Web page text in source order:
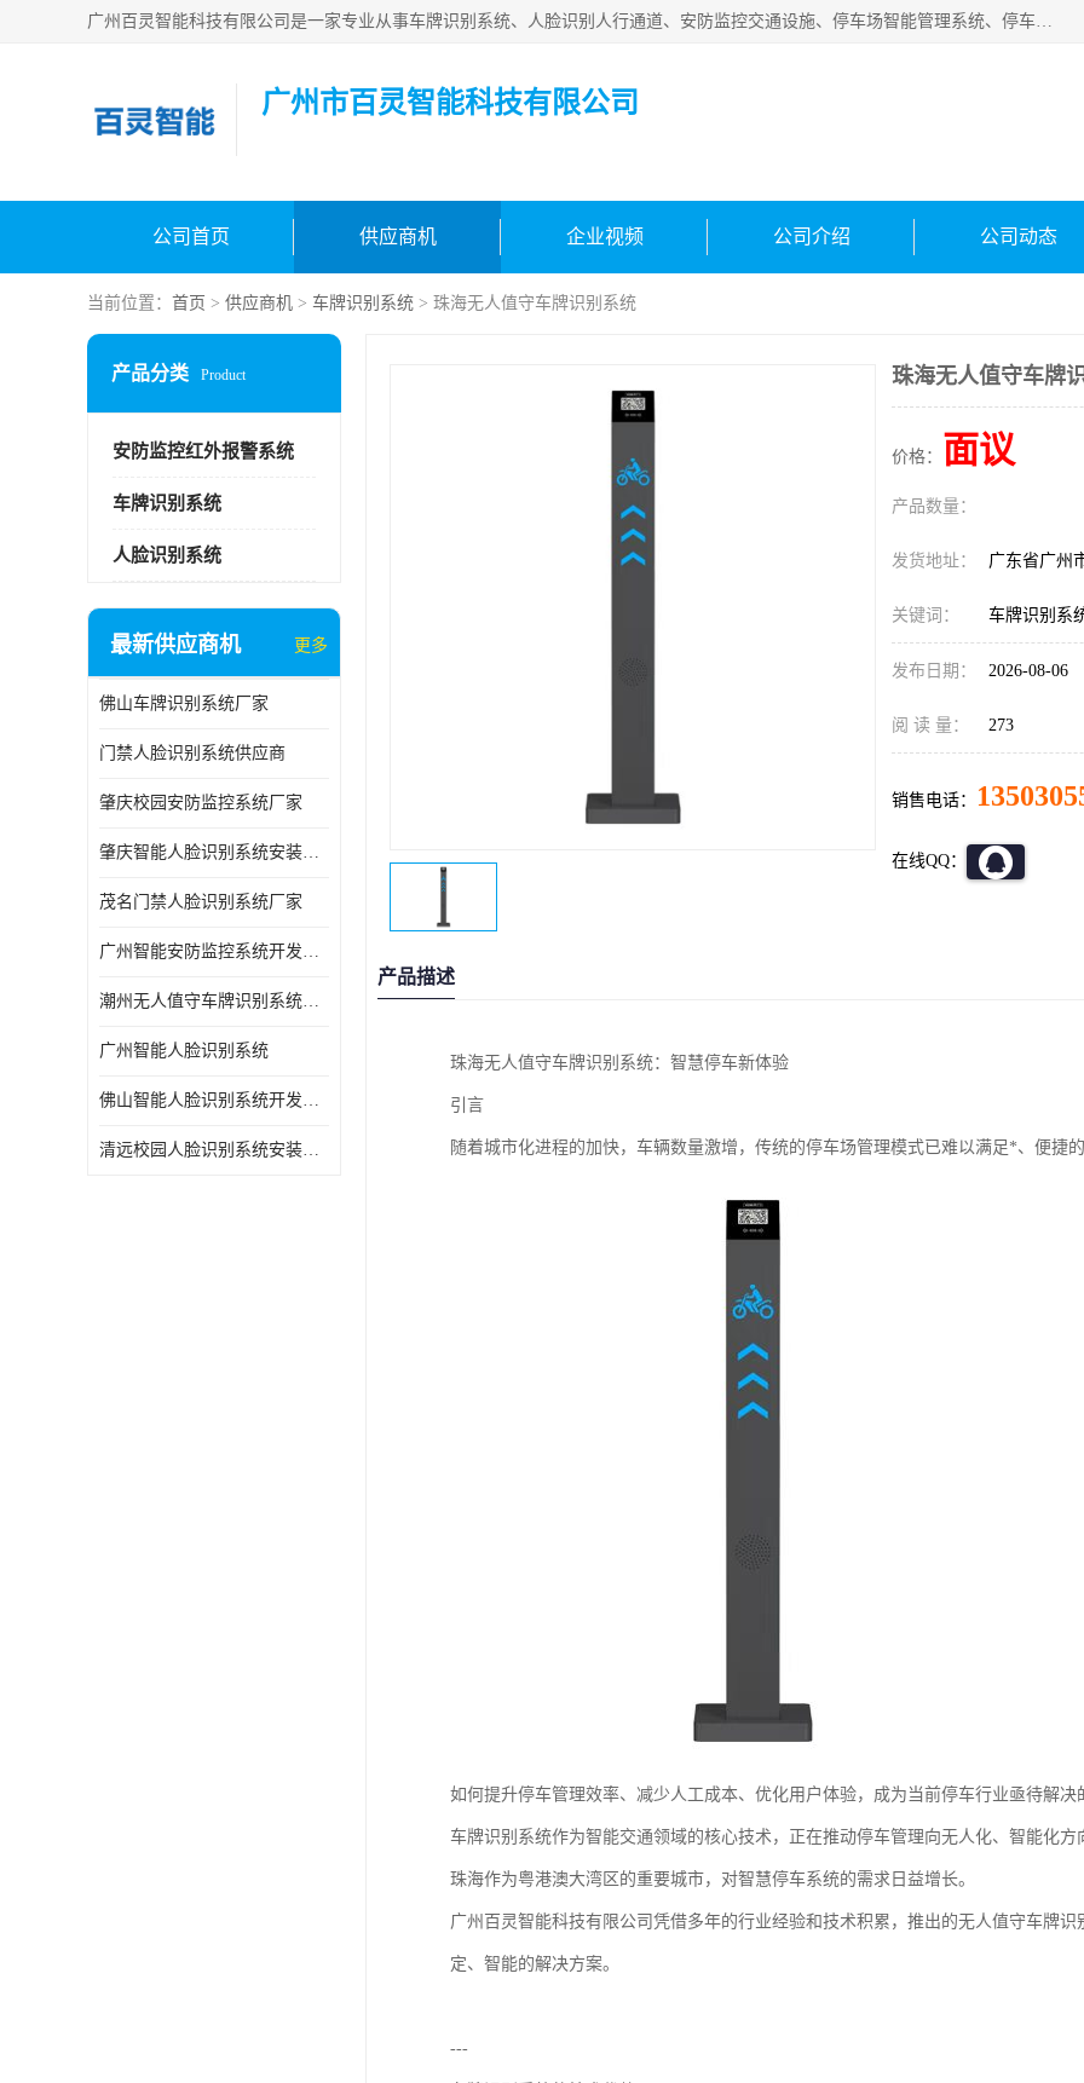
广州百灵智能科技有限公司是一家专业从事车牌识别系统、人脸识别人行通道、安防监控交通设施、停车场智能管理系统、停车场云平台、车牌识别一体机、自动道闸、通道设备、交通设施及交通划线等产品研发、生产和销售的高新技术企业。
广州市百灵智能科技有限公司
公司首页 供应商机 企业视频 公司介绍 公司动态
当前位置： 首页 > 供应商机 > 车牌识别系统 > 珠海无人值守车牌识别系统
产品分类 Product
安防监控红外报警系统
车牌识别系统
人脸识别系统
最新供应商机 更多
佛山车牌识别系统厂家
门禁人脸识别系统供应商
肇庆校园安防监控系统厂家
肇庆智能人脸识别系统安装公司
茂名门禁人脸识别系统厂家
广州智能安防监控系统开发团队
潮州无人值守车牌识别系统公司
广州智能人脸识别系统
佛山智能人脸识别系统开发团队
清远校园人脸识别系统安装公司
珠海无人值守车牌
价格： 面议
产品数量：
发货地址： 广东省广州
关键词： 车牌识别系
发布日期： 2026-08-06
阅 读 量： 273
销售电话：
在线QQ：
产品描述
珠海无人值守车牌识别系统：智慧停车新体验
引言
随着城市化进程的加快，车辆数量激增，传统的停车场管理模式已难以满足*、便捷的
如何提升停车管理效率、减少人工成本、优化用户体验，成为当前停车行业亟待解决
车牌识别系统作为智能交通领域的核心技术，正在推动停车管理向无人化、智能化方
珠海作为粤港澳大湾区的重要城市，对智慧停车系统的需求日益增长。
广州百灵智能科技有限公司凭借多年的行业经验和技术积累，推出的无人值守车牌
定、智能的解决方案。
---